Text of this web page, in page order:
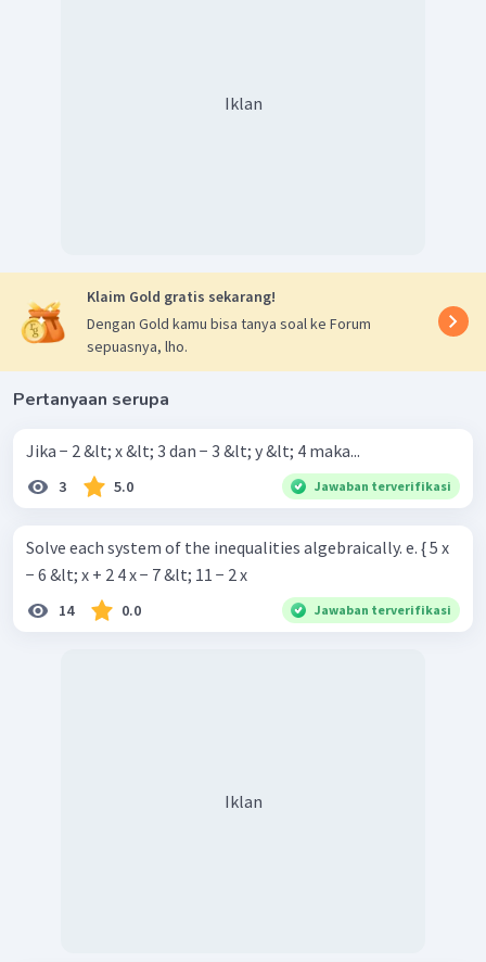
Iklan
Klaim Gold gratis sekarang!
Dengan Gold kamu bisa tanya soal ke Forum
sepuasnya, lho.
Pertanyaan serupa
Jika − 2 &lt; x &lt; 3 dan − 3 &lt; y &lt; 4 maka...
3 5.0 Jawaban terverifikasi
Solve each system of the inequalities algebraically. e. { 5 x
− 6 &lt; x + 2 4 x − 7 &lt; 11 − 2 x ​
14 0.0 Jawaban terverifikasi
Iklan